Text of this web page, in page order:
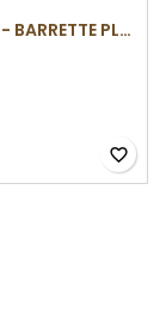
STYLO SLIMLINE OR - BARRETTE PLATE
favorite_border